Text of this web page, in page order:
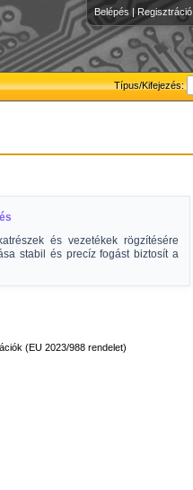
Belépés | Regisztráció
Típus/Kifejezés:
és vezetékek rögzítésére
stabil és precíz fogást biztosít a
(EU 2023/988 rendelet)